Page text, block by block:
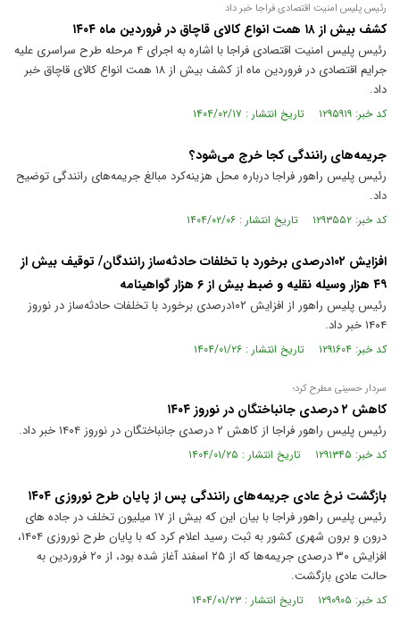
رئیس پلیس امنیت اقتصادی فراجا خبر داد
کشف بیش از ۱۸ همت انواع کالای قاچاق در فروردین ماه ۱۴۰۴
رئیس پلیس امنیت اقتصادی فراجا با اشاره به اجرای ۴ مرحله طرح سراسری علیه
جرایم اقتصادی در فروردین ماه از کشف بیش از ۱۸ همت انواع کالای قاچاق خبر
داد.
کد خبر: ۱۲۹۵۹۱۹ تاریخ انتشار : ۱۴۰۴/۰۲/۱۷
جریمه‌های رانندگی کجا خرج می‌شود؟
رئیس پلیس راهور فراجا درباره محل هزینه‌کرد مبالغ جریمه‌های رانندگی توضیح
داد.
کد خبر: ۱۲۹۳۵۵۲ تاریخ انتشار : ۱۴۰۴/۰۲/۰۶
افزایش ۱۰۲درصدی برخورد با تخلفات حادثه‌ساز رانندگان/ توقیف بیش از
۴۹ هزار وسیله نقلیه و ضبط بیش از ۶ هزار گواهینامه
رئیس پلیس راهور از افزایش ۱۰۲درصدی برخورد با تخلفات حادثه‌ساز در نوروز
۱۴۰۴ خبر داد.
کد خبر: ۱۲۹۱۶۰۴ تاریخ انتشار : ۱۴۰۴/۰۱/۲۶
سردار حسینی مطرح کرد؛
کاهش ۲ درصدی جانباختگان در نوروز ۱۴۰۴
رئیس پلیس راهور فراجا از کاهش ۲ درصدی جانباختگان در نوروز ۱۴۰۴ خبر داد.
کد خبر: ۱۲۹۱۳۴۵ تاریخ انتشار : ۱۴۰۴/۰۱/۲۵
بازگشت نرخ عادی جریمه‌های رانندگی پس از پایان طرح نوروزی ۱۴۰۴
رئیس پلیس راهور فراجا با بیان این که بیش از ۱۷ میلیون تخلف در جاده های
درون و برون شهری کشور به ثبت رسید اعلام کرد که با پایان طرح نوروزی ۱۴۰۴،
افزایش ۳۰ درصدی جریمه‌ها که از ۲۵ اسفند آغاز شده بود، از ۲۰ فروردین به
حالت عادی بازگشت.
کد خبر: ۱۲۹۰۹۰۵ تاریخ انتشار : ۱۴۰۴/۰۱/۲۳